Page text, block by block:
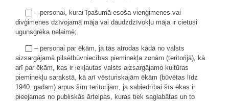
– personai, kurai īpašumā esoša vienģimenes vai
divģimenes dzīvojamā māja vai daudzdzīvokļu māja ir cietusi
ugunsgrēka nelaimē;
– personai par ēkām, ja tās atrodas kādā no valsts
aizsargājamā pilsētbūvniecības pieminekļa zonām (teritorijā), kā
arī par ēkām, kas ir iekļautas valsts aizsargājamo kultūras
pieminekļu sarakstā, kā arī vēsturiskajām ēkām (būvētas līdz
1940. gadam) ārpus šīm teritorijām, ja sabiedrībai šīs ēkas ir
pieejamas no publiskās ārtelpas, kuras tiek saglabātas un to